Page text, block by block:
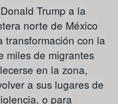
Trump a la
norte de México
transformación con la
miles de migrantes
en la zona,
a sus lugares de
o para